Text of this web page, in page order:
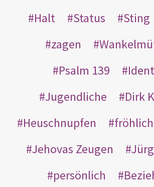
Halt
Status Sting
zagen
Psalm 139
Jugendliche
Dirk
Heuschnupfen
fröhlich
Jehovas Zeugen
persönlich